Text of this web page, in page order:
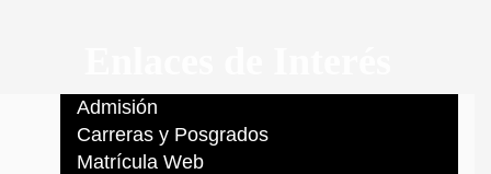
Admisión
Carreras y Posgrados
Matrícula Web